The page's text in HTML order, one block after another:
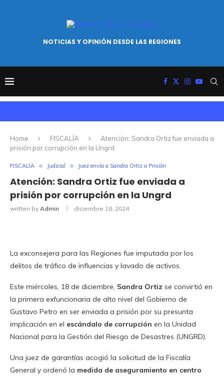
NOTICIAS Y OPINIÓN DESDE LAS REGIONES
Home FISCALÍA
Atención: Sandra Ortiz fue enviada a
prisión por corrupción en la Ungrd
FISCALÍA Judicial Juez envía a Sandra Ortiz a Prisión
Atención: Sandra Ortiz fue enviada a
prisión por corrupción en la Ungrd
written by Admin diciembre 18, 2024
La exconsejera para las Regiones fue imputada por los
delitos de tráfico de influencias y lavado de activos.
Este miércoles, 18 de diciembre, Sandra Ortiz se convirtió en
la primera exfuncionaria de alto nivel del Gobierno de
Gustavo Petro en ser enviada a prisión por su presunta
implicación en el escándalo de corrupción en la Unidad
Nacional para la Gestión del Riesgo de Desastres (UNGRD).
Una juez de garantías acogió la solicitud de la Fiscalía
General y ordenó la medida de aseguramiento en centro